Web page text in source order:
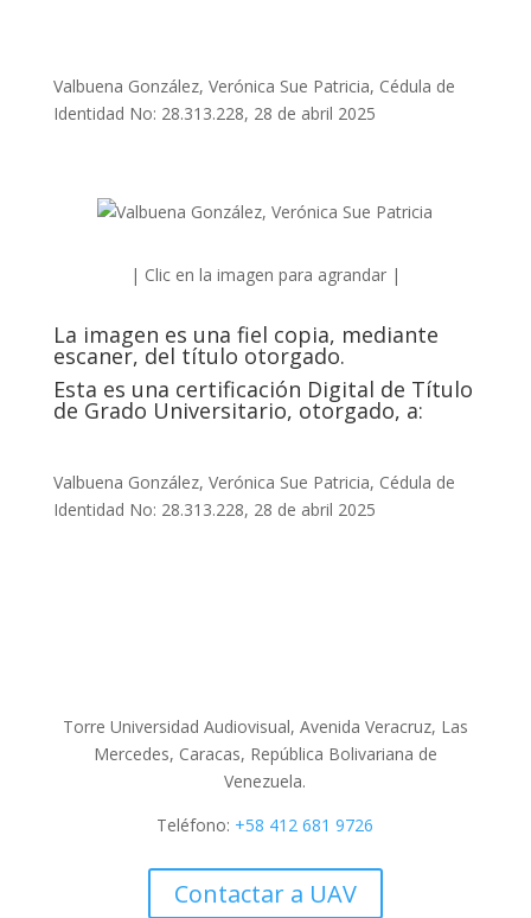
Valbuena González, Verónica Sue Patricia, Cédula de
Identidad No: 28.313.228, 28 de abril 2025
| Clic en la imagen para agrandar |
La imagen es una fiel copia, mediante
escaner, del título otorgado.
Esta es una certificación Digital de Título
de Grado Universitario, otorgado, a:
Valbuena González, Verónica Sue Patricia, Cédula de
Identidad No: 28.313.228, 28 de abril 2025
Torre Universidad Audiovisual, Avenida Veracruz, Las
Mercedes, Caracas, República Bolivariana de
Venezuela.
Teléfono: +58 412 681 9726
Contactar a UAV